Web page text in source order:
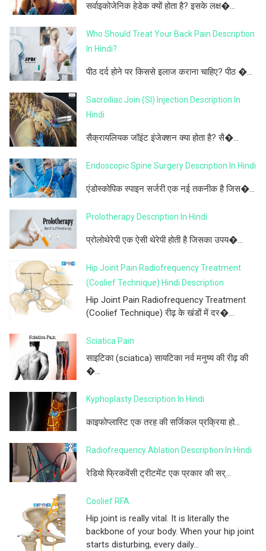
सर्वाइकोजेनिक हेडेक क्यों होता है? इसके लक्ष�...
Who Should Treat Your Back Pain Description
In Hindi?
पीठ दर्द होने पर किससे इलाज कराना चाहिए? पीठ �...
Sacroiliac Join (SI) Injection Description In
Hindi
सैक्रायलियक जॉइंट इंजेक्शन क्या होता है? सै�...
Endoscopic Spine Surgery Description In Hindi
एंडोस्कोपिक स्पाइन सर्जरी एक नई तकनीक है जिस�...
Prolotherapy Description In Hindi
प्रोलोथेरेपी एक ऐसी थेरेपी होती है जिसका उपय�...
Hip Joint Pain Radiofrequency Treatment
(Coolief Technique) Hindi Description
Hip Joint Pain Radiofrequency Treatment
(Coolief Technique) रीढ़ के खंडों में दर�...
Sciatica Pain
साइटिका (sciatica) सायटिका नर्व मनुष्य की रीढ़ की
�...
Kyphoplasty Description In Hindi
काइफोप्लास्टि एक तरह की सर्जिकल प्रक्रिया हो...
Radiofrequency Ablation Description In Hindi
रेडियो फ्रिकवेंसी ट्रीटमेंट एक प्रकार की सर्...
Coolief RFA
Hip joint is really vital. It is literally the
backbone of your body. When your hip joint
starts disturbing, every daily...